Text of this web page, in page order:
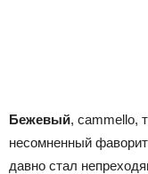
Бежевый, cammello,
несомненный
давно стал